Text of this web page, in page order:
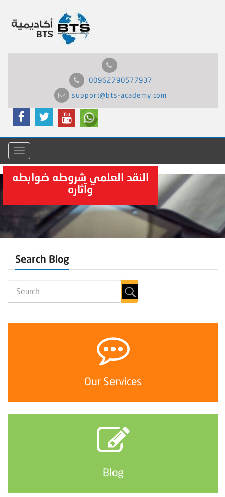
00962790577937
support@bts-academy.com
Menu
النقد العلمي شروطه ضوابطه
وآثاره
Search Blog
Our Services
Blog